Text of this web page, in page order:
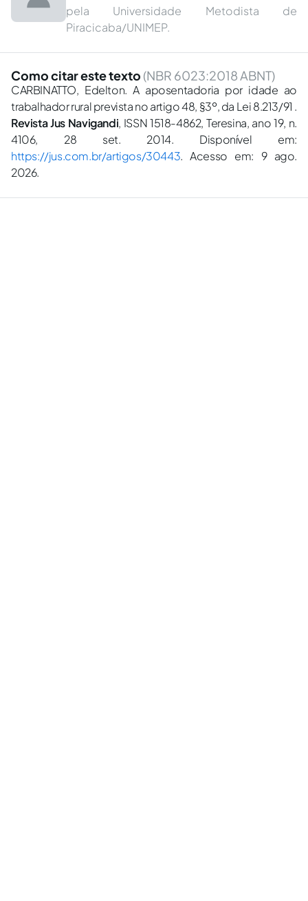
pela Universidade Metodista de
Piracicaba/UNIMEP.
Como citar este texto (NBR 6023:2018 ABNT)
CARBINATTO, Edelton. A aposentadoria por idade ao
trabalhador rural prevista no artigo 48, §3º, da Lei 8.213/91 .
Revista Jus Navigandi, ISSN 1518-4862, Teresina, ano 19, n.
4106, 28 set. 2014. Disponível em:
https://jus.com.br/artigos/30443. Acesso em: 9 ago.
2026.